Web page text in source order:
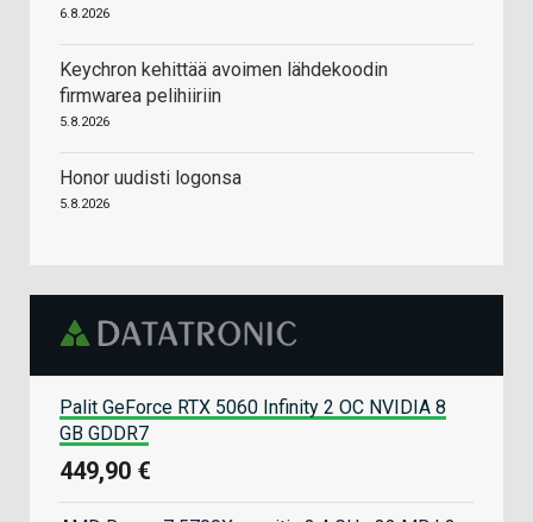
6.8.2026
Keychron kehittää avoimen lähdekoodin
firmwarea pelihiiriin
5.8.2026
Honor uudisti logonsa
5.8.2026
Palit GeForce RTX 5060 Infinity 2 OC NVIDIA 8
GB GDDR7
449,90 €